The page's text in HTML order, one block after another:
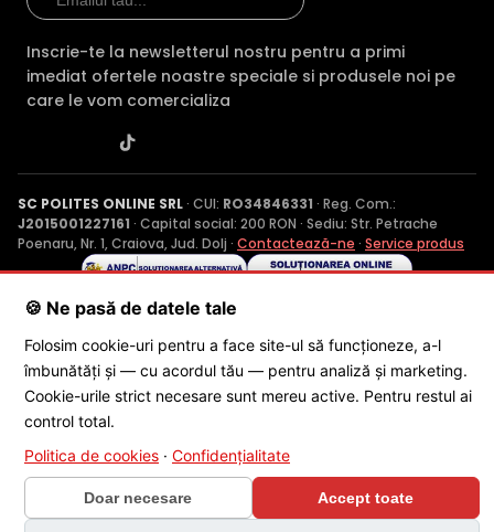
Inscrie-te la newsletterul nostru pentru a primi
imediat ofertele noastre speciale si produsele noi pe
care le vom comercializa
SC POLITES ONLINE SRL· CUI: RO34846331 · Reg. Com.:
J2015001227161 · Capital social: 200 RON · Sediu: Str. Petrache
Poenaru, Nr. 1, Craiova, Jud. Dolj · Contactează-ne · Service produs
© 2026 SC POLITES ONLINE SRL
🍪 Ne pasă de datele tale
Folosim cookie-uri pentru a face site-ul să funcționeze, a-l
îmbunătăți și — cu acordul tău — pentru analiză și marketing.
Cookie-urile strict necesare sunt mereu active. Pentru restul ai
control total.
Politica de cookies · Confidențialitate
Doar necesare Accept toate ×
🎁 CONCURS SĂPTĂMÂNAL